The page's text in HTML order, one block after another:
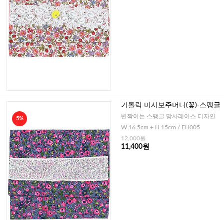
5%
가톨릭 미사보주머니(꽃)-스팽글
반짝이는 스팽글 망사레이스 디자인
W 16.5cm + H 15cm / EH005
12,000원
11,400원